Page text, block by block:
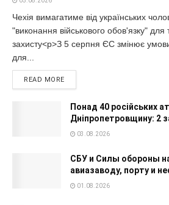
Чехія вимагатиме від українських
"виконання військового обов'язку" для
захисту<p>З 5 серпня ЄС змінює
для...
READ MORE
Понад 40 російських
Дніпропетровщину: 2
03.08.2026
СБУ и Силы обороны
авиазаводу, порту и
01.08.2026